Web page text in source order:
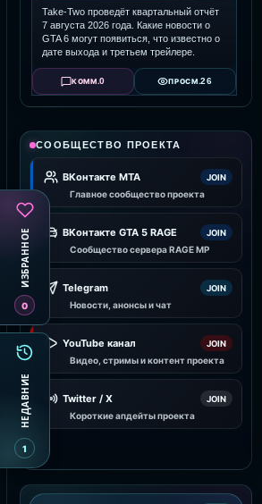
Take-Two проведёт квартальный отчёт
7 августа 2026 года. Какие новости о
GTA 6 могут появиться, что известно о
дате выхода и третьем трейлере.
КОММ.0 ПРОСМ.26
СООБЩЕСТВО ПРОЕКТА
ВКонтакте MTA JOIN
Главное сообщество проекта
ВКонтакте GTA 5 RAGE JOIN
Сообщество сервера RAGE MP
Telegram JOIN
Новости, анонсы и чат
YouTube канал JOIN
Видео, стримы и контент проекта
Twitter / X JOIN
Короткие апдейты проекта
НЕДАВНИЕ
1
ИЗБРАННОЕ
0